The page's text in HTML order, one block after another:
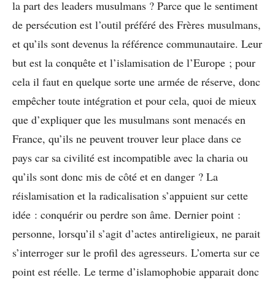
la part des leaders musulmans ? Parce que le sentiment
de persécution est l’outil préféré des Frères musulmans,
et qu’ils sont devenus la référence communautaire. Leur
but est la conquête et l’islamisation de l’Europe ; pour
cela il faut en quelque sorte une armée de réserve, donc
empêcher toute intégration et pour cela, quoi de mieux
que d’expliquer que les musulmans sont menacés en
France, qu’ils ne peuvent trouver leur place dans ce
pays car sa civilité est incompatible avec la charia ou
qu’ils sont donc mis de côté et en danger ? La
réislamisation et la radicalisation s’appuient sur cette
idée : conquérir ou perdre son âme. Dernier point :
personne, lorsqu’il s’agit d’actes antireligieux, ne parait
s’interroger sur le profil des agresseurs. L’omerta sur ce
point est réelle. Le terme d’islamophobie apparait donc